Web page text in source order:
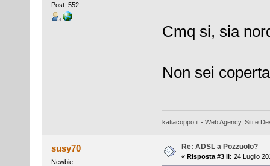
Post: 552
Cmq si, sia
Non sei
katiacoppo.it - Web Agency, Siti e
susy70
Newbie
Re: ADSL a Pozzuolo?
« Risposta #3 il: 24 Luglio